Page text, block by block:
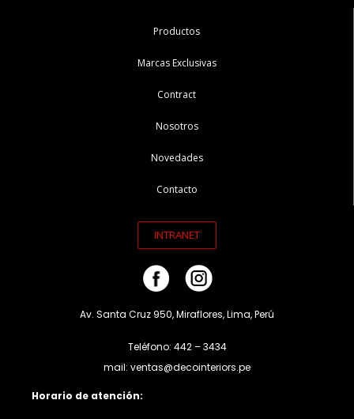
Productos
Marcas Exclusivas
Contract
Nosotros
Novedades
Contacto
INTRANET
Av. Santa Cruz 950, Miraflores, Lima, Perú
Teléfono: 442 – 3434
mail: ventas@decointeriors.pe
Horario de atención: